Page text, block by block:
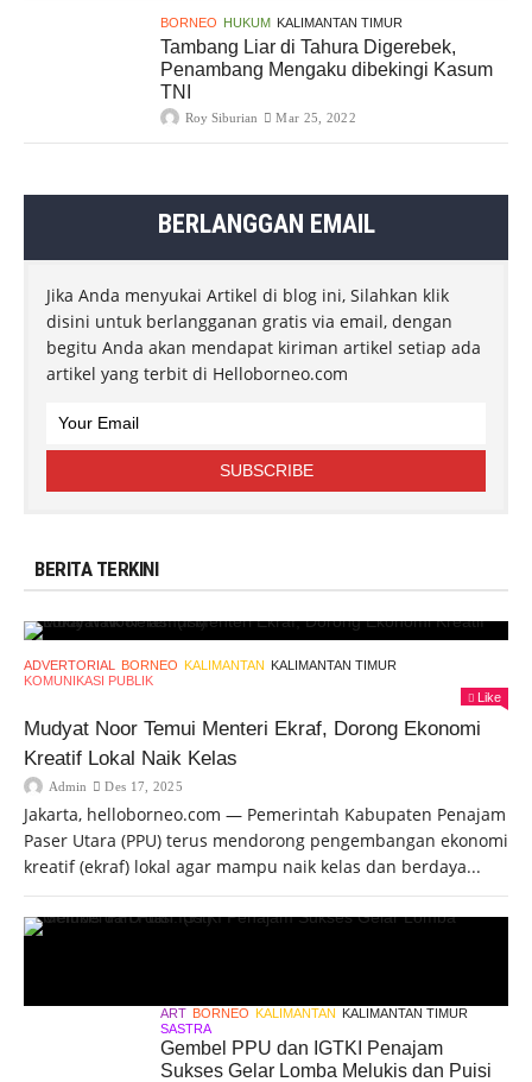
BORNEO HUKUM KALIMANTAN TIMUR
Tambang Liar di Tahura Digerebek,
Penambang Mengaku dibekingi Kasum
TNI
Roy Siburian Mar 25, 2022
BERLANGGAN EMAIL
Jika Anda menyukai Artikel di blog ini, Silahkan klik
disini untuk berlangganan gratis via email, dengan
begitu Anda akan mendapat kiriman artikel setiap ada
artikel yang terbit di Helloborneo.com
BERITA TERKINI
ADVERTORIAL BORNEO KALIMANTAN KALIMANTAN TIMUR
KOMUNIKASI PUBLIK
Like
Mudyat Noor Temui Menteri Ekraf, Dorong Ekonomi
Kreatif Lokal Naik Kelas
Admin Des 17, 2025
Jakarta, helloborneo.com — Pemerintah Kabupaten Penajam
Paser Utara (PPU) terus mendorong pengembangan ekonomi
kreatif (ekraf) lokal agar mampu naik kelas dan berdaya...
ART BORNEO KALIMANTAN KALIMANTAN TIMUR
SASTRA
Gembel PPU dan IGTKI Penajam
Sukses Gelar Lomba Melukis dan Puisi